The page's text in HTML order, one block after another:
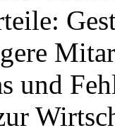
und